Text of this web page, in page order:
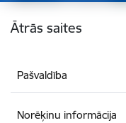
Kājene
Ātrās saites
Pašvaldība
Norēķinu informācija